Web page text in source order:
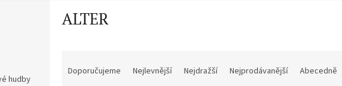
hudby
ALTER
Doporučujeme Nejlevnější Nejdražší Nejprodávanější Abecedně